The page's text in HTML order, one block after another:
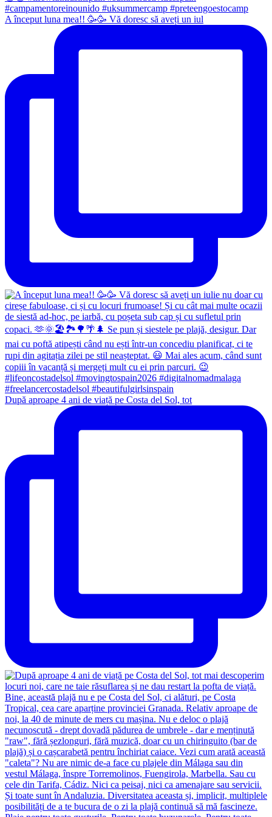
A început luna mea!! 🥳🥳 Vă doresc să aveți un iul
După aproape 4 ani de viață pe Costa del Sol, tot